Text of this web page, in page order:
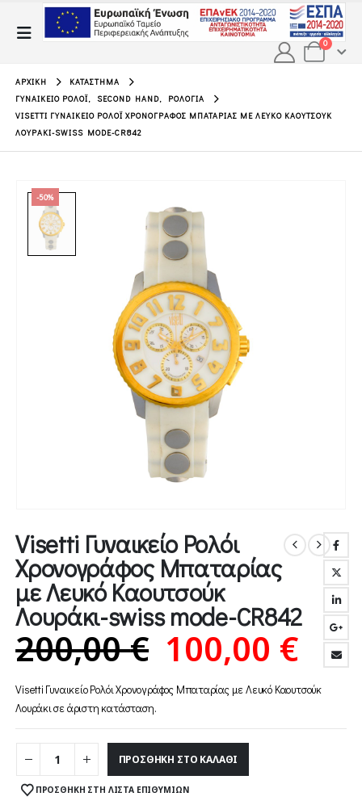
0
ΑΡΧΙΚΉ
ΚΑΤΆΣΤΗΜΑ
ΓΥΝΑΙΚΕΊΟ ΡΟΛΌΙ, SECOND HAND,
ΡΟΛΌΓΙΑ
VISETTI ΓΥΝΑΙΚΕΊΟ ΡΟΛΌΙ ΧΡΟΝΟΓΡΆΦΟΣ ΜΠΑΤΑΡΊΑΣ ΜΕ ΛΕΥΚΌ ΚΑΟΥΤΣΟΎΚ
ΛΟΥΡΆΚΙ-SWISS MODE-CR842
-50%
Visetti Γυναικείο Ρολόι
Χρονογράφος Μπαταρίας
με Λευκό Καουτσούκ
Λουράκι-swiss mode-CR842
200,00€ Original
price
was:
200,00 €.
100,00 €Η
Visetti Γυναικείο Ρολόι Χρονογράφος Μπαταρίας με Λευκό Καουτσούκ
Λουράκι σε άριστη κατάσταση.
ΠΡΟΣΘΉΚΗ ΣΤΟ ΚΑΛΆΘΙ
ΠΡΟΣΘΉΚΗ ΣΤΗ ΛΊΣΤΑ ΕΠΙΘΥΜΙΏΝ